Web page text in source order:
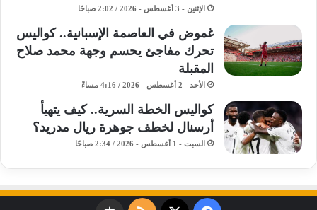
الإثنين - 3 أغسطس - 2026 / 2:02 صباحًا
غموض في العاصمة الإسبانية.. كواليس
تحرك مفاجئ يحسم وجهة محمد صلاح
المقبلة
الأحد - 2 أغسطس - 2026 / 4:16 مساءً
كواليس الخطة السرية.. كيف يتهيأ
أرسنال لخطف جوهرة ريال مدريد؟
السبت - 1 أغسطس - 2026 / 2:34 صباحًا